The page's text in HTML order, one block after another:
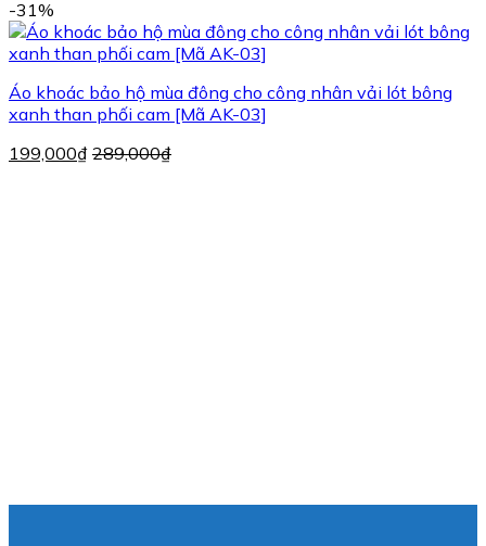
-31%
Áo khoác bảo hộ mùa đông cho công nhân vải lót bông
xanh than phối cam [Mã AK-03]
199,000₫ 289,000₫